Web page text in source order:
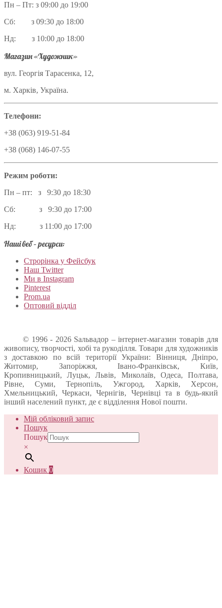
Пн – Пт: з 09:00 до 19:00
Сб: з 09:30 до 18:00
Нд: з 10:00 до 18:00
Магазин «Художник»
вул. Георгія Тарасенка, 12,
м. Харків, Україна.
Телефони:
+38 (063) 919-51-84
+38 (068) 146-07-55
Режим роботи:
Пн – пт: з 9:30 до 18:30
Сб: з 9:30 до 17:00
Нд: з 11:00 до 17:00
Наші веб – ресурси:
Строрінка у Фейсбук
Наш Twitter
Ми в Instagram
Pinterest
Prom.ua
Оптовий відділ
© 1996 - 2026 Sальвадор – інтернет-магазин товарів для
живопису, творчості, хобі та рукоділля. Товари для художників
з доставкою по всій території України: Вінниця, Дніпро,
Житомир, Запоріжжя, Івано-Франківськ, Київ,
Кропивницький, Луцьк, Львів, Миколаїв, Одеса, Полтава,
Рівне, Суми, Тернопіль, Ужгород, Харків, Херсон,
Хмельницький, Черкаси, Чернігів, Чернівці та в будь-який
інший населений пункт, де є відділення Нової пошти.
Мій обліковий запис
Пошук
Пошук
×
Кошик 0